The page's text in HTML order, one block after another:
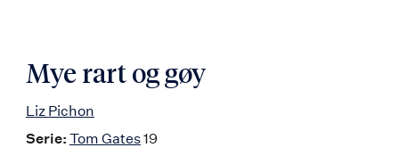
Mye rart og gøy
Liz Pichon
Serie: Tom Gates19